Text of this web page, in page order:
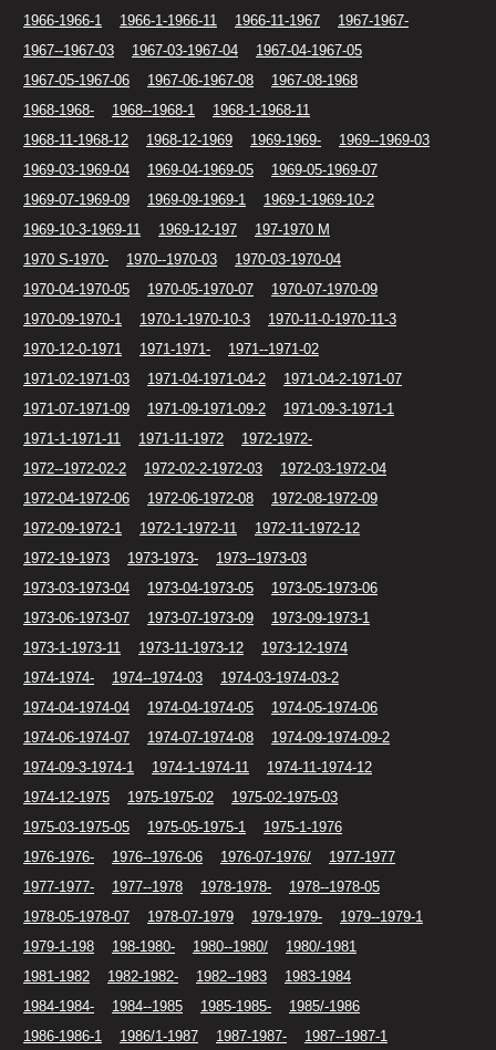
1966-1966-1
1966-1-1966-11 1966-11-1967
1967-1967-
1967--1967-03
1967-03-1967-04
1967-04-1967-05
1967-05-1967-06
1967-06-1967-08
1967-08-1968
1968-1968-
1968--1968-1
1968-1-1968-11
1968-11-1968-12
1968-12-1969 1969-1969-
1969--1969-03
1969-03-1969-04
1969-04-1969-05
1969-05-1969-07
1969-07-1969-09
1969-09-1969-1
1969-1-1969-10-2
1969-10-3-1969-11
1969-12-197
197-1970 M
1970 S-1970-
1970--1970-03
1970-03-1970-04
1970-04-1970-05
1970-05-1970-07
1970-07-1970-09
1970-09-1970-1
1970-1-1970-10-3
1970-11-0-1970-11-3
1970-12-0-1971
1971-1971-
1971--1971-02
1971-02-1971-03
1971-04-1971-04-2
1971-04-2-1971-07
1971-07-1971-09
1971-09-1971-09-2
1971-09-3-1971-1
1971-1-1971-11
1971-11-1972
1972-1972-
1972--1972-02-2
1972-02-2-1972-03
1972-03-1972-04
1972-04-1972-06
1972-06-1972-08
1972-08-1972-09
1972-09-1972-1
1972-1-1972-11
1972-11-1972-12
1972-19-1973
1973-1973-
1973--1973-03
1973-03-1973-04
1973-04-1973-05
1973-05-1973-06
1973-06-1973-07
1973-07-1973-09
1973-09-1973-1
1973-1-1973-11
1973-11-1973-12
1973-12-1974
1974-1974-
1974--1974-03
1974-03-1974-03-2
1974-04-1974-04
1974-04-1974-05
1974-05-1974-06
1974-06-1974-07
1974-07-1974-08
1974-09-1974-09-2
1974-09-3-1974-1
1974-1-1974-11
1974-11-1974-12
1974-12-1975
1975-1975-02
1975-02-1975-03
1975-03-1975-05
1975-05-1975-1
1975-1-1976
1976-1976-
1976--1976-06 1976-07-1976/
1977-1977
1977-1977-
1977--1978 1978-1978-
1978--1978-05
1978-05-1978-07
1978-07-1979 1979-1979-
1979--1979-1
1979-1-198
198-1980- 1980--1980/
1980/-1981
1981-1982
1982-1982- 1982--1983
1983-1984
1984-1984-
1984--1985 1985-1985-
1985/-1986
1986-1986-1
1986/1-1987 1987-1987-
1987--1987-1